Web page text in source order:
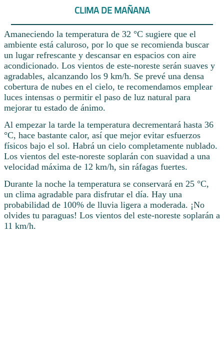
CLIMA DE MAÑANA
Amaneciendo la temperatura de 32 °C sugiere que el
ambiente está caluroso, por lo que se recomienda buscar
un lugar refrescante y descansar en espacios con aire
acondicionado. Los vientos de este-noreste serán suaves y
agradables, alcanzando los 9 km/h. Se prevé una densa
cobertura de nubes en el cielo, te recomendamos emplear
luces intensas o permitir el paso de luz natural para
mejorar tu estado de ánimo.
Al empezar la tarde la temperatura decrementará hasta 36
°C, hace bastante calor, así que mejor evitar esfuerzos
físicos bajo el sol. Habrá un cielo completamente nublado.
Los vientos del este-noreste soplarán con suavidad a una
velocidad máxima de 12 km/h, sin ráfagas fuertes.
Durante la noche la temperatura se conservará en 25 °C,
un clima agradable para disfrutar el día. Hay una
probabilidad de 100% de lluvia ligera a moderada. ¡No
olvides tu paraguas! Los vientos del este-noreste soplarán a
11 km/h.